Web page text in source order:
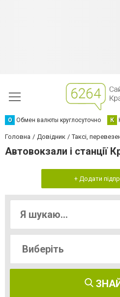
О Обмен валюты круглосуточно К
Головна Довідник Таксі,
Автовокзали і станції
+ Додати